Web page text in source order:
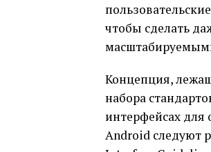
чтобы сделать
Концепция,
набора
интерфейсах для
Android следуют